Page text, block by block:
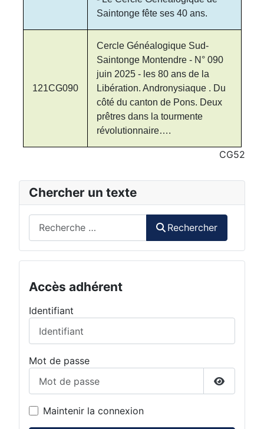
Chercher un texte
Rechercher
Accès adhérent
Identifiant
Mot de passe
Afficher
Maintenir la connexion
Saintonge fête ses 40 ans.
121CG090
Cercle Généalogique Sud-
Saintonge Montendre - N° 090
juin 2025 - les 80 ans de la
Libération. Andronysiaque . Du
côté du canton de Pons. Deux
prêtres dans la tourmente
révolutionnaire….
CG52